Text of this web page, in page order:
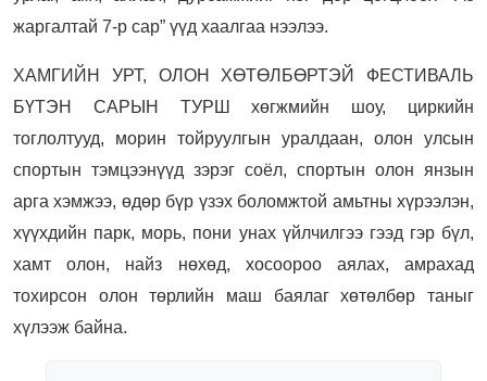
жаргалтай 7-р сар” үүд хаалгаа нээлээ.
ХАМГИЙН УРТ, ОЛОН ХӨТӨЛБӨРТЭЙ ФЕСТИВАЛЬ
БҮТЭН САРЫН ТУРШ хөгжмийн шоу, циркийн
тоглолтууд, морин тойруулгын уралдаан, олон улсын
спортын тэмцээнүүд зэрэг соёл, спортын олон янзын
арга хэмжээ, өдөр бүр үзэх боломжтой амьтны хүрээлэн,
хүүхдийн парк, морь, пони унах үйлчилгээ гээд гэр бүл,
хамт олон, найз нөхөд, хосоороо аялах, амрахад
тохирсон олон төрлийн маш баялаг хөтөлбөр таныг
хүлээж байна.